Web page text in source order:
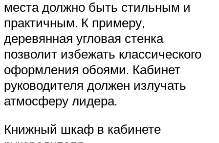
места должно быть стильным и
практичным. К примеру,
деревянная угловая стенка
позволит избежать классического
оформления обоями. Кабинет
руководителя должен излучать
атмосферу лидера.
Книжный шкаф в кабинете